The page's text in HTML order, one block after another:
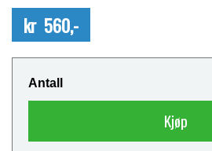
kr 560,-
Antall
Kjøp